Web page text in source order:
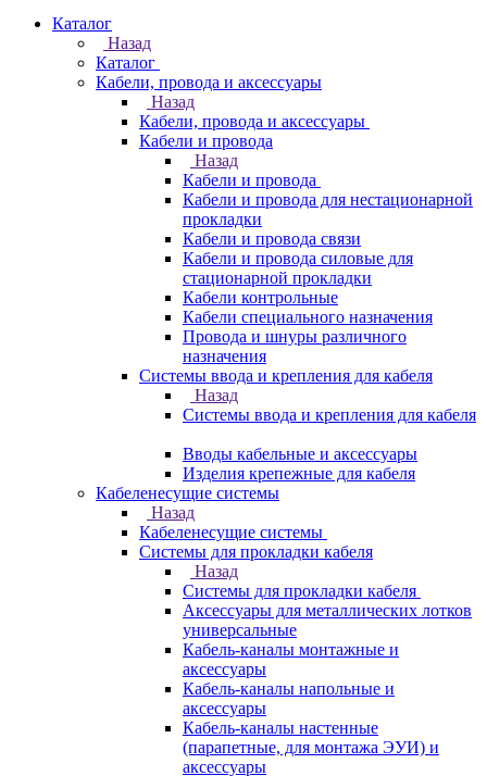
Каталог
Назад
Каталог
Кабели, провода и аксессуары
Назад
Кабели, провода и аксессуары
Кабели и провода
Назад
Кабели и провода
Кабели и провода для нестационарной
прокладки
Кабели и провода связи
Кабели и провода силовые для
стационарной прокладки
Кабели контрольные
Кабели специального назначения
Провода и шнуры различного
назначения
Системы ввода и крепления для кабеля
Назад
Системы ввода и крепления для кабеля
Вводы кабельные и аксессуары
Изделия крепежные для кабеля
Кабеленесущие системы
Назад
Кабеленесущие системы
Системы для прокладки кабеля
Назад
Системы для прокладки кабеля
Аксессуары для металлических лотков
универсальные
Кабель-каналы монтажные и
аксессуары
Кабель-каналы напольные и
аксессуары
Кабель-каналы настенные
(парапетные, для монтажа ЭУИ) и
аксессуары